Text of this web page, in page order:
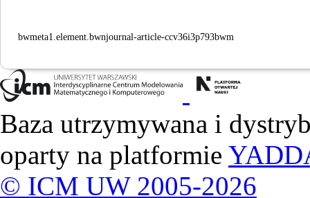
bwmeta1.element.bwnjournal-article-ccv36i3p793bwm
Baza utrzymywana i
oparty na platformie
© ICM UW 2005-2026